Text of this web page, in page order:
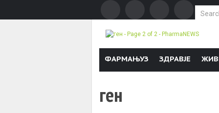
Search
ФАРМАЊУЗ ЗДРАВЈЕ
ген